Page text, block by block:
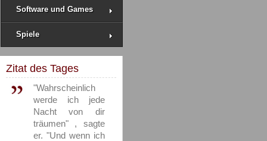
Software und Games
Spiele
Zitat des Tages
"Wahrscheinlich
werde ich jede
Nacht von dir
träumen" , sagte
er. "Und wenn ich